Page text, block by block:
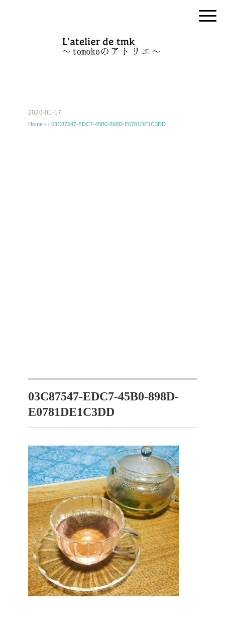
2020-01-17
Home › › 03C87547-EDC7-45B0-898D-E0781DE1C3DD
03C87547-EDC7-45B0-898D-
E0781DE1C3DD